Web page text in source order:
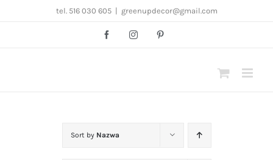
tel. 516 030 605 greenupdecor@gmail.com
FacebookInstagram
Sort by Nazwa